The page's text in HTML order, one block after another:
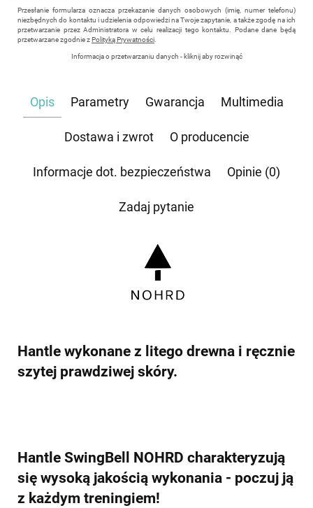
Przesłanie formularza oznacza przekazanie danych osobowych (imię, numer telefonu)
niezbędnych do kontaktu i udzielenia odpowiedzi na Twoje zapytanie, a także zgodę na ich
przetwarzanie przez Administratora w celu realizacji tego kontaktu. Podane dane będą
przetwarzane zgodnie zPolityką Prywatności
Informacja o przetwarzaniu danych - kliknij aby rozwinąć
odpowiedzi, może być w każdej chwili wycofana, kontaktując się z administratorem, np.
której dane dotyczą, przysługuje prawo dostępu do swoich danych, ich sprostowania,
żądania zaprzestania przetwarzania, usunięcia, ograniczenia przetwarzania, a także prawo
Opis Parametry Gwarancja Multimedia
Dostawa i zwrot O producencie
Informacje dot. bezpieczeństwa Opinie (0)
Zadaj pytanie
Hantle wykonane z litego drewna i ręcznie
szytej prawdziwej skóry.
Hantle SwingBell NOHRD charakteryzują
się wysoką jakością wykonania - poczuj ją
z każdym treningiem!